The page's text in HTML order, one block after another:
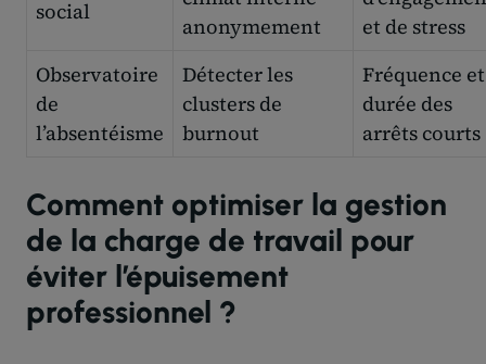
social
anonymement
et de stress
Observatoire
de
l’absentéisme
Détecter les
clusters de
burnout
Fréquence et
durée des
arrêts courts
Comment optimiser la gestion
de la charge de travail pour
éviter l’épuisement
professionnel ?